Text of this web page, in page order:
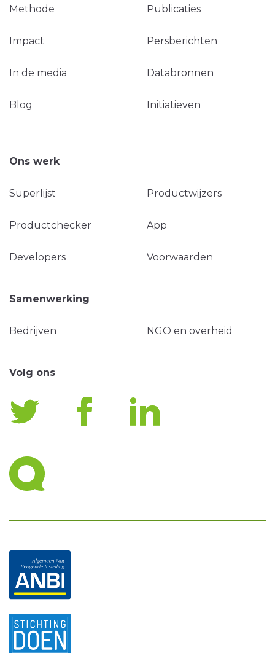
Methode Publicaties
Impact Persberichten
In de media Databronnen
Blog Initiatieven
Ons werk
Superlijst Productwijzers
Productchecker App
Developers Voorwaarden
Samenwerking
Bedrijven NGO en overheid
Volg ons